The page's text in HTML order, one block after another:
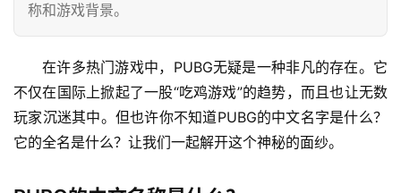
称和游戏背景。
在许多热门游戏中，PUBG无疑是一种非凡的存在。它
不仅在国际上掀起了一股“吃鸡游戏”的趋势，而且也让无数
玩家沉迷其中。但也许你不知道PUBG的中文名字是什么？
它的全名是什么？让我们一起解开这个神秘的面纱。